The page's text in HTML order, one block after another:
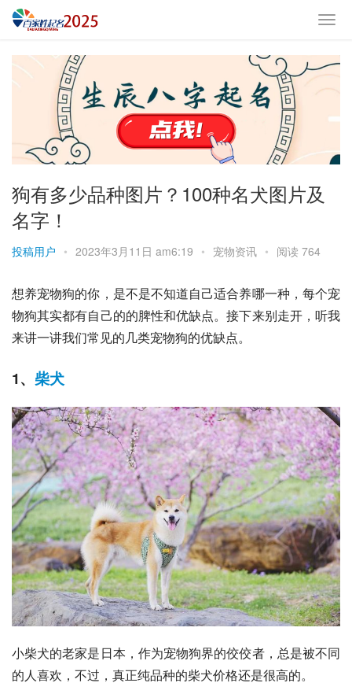
狗有多少品种图片？100种名犬图片及
名字！
投稿用户 • 2023年3月11日 am6:19 • 宠物资讯 • 阅读 764
想养宠物狗的你，是不是不知道自己适合养哪一种，每个宠
物狗其实都有自己的的脾性和优缺点。接下来别走开，听我
来讲一讲我们常见的几类宠物狗的优缺点。
1、 柴犬
小柴犬的老家是日本，作为宠物狗界的佼佼者，总是被不同
的人喜欢，不过，真正纯品种的柴犬价格还是很高的。